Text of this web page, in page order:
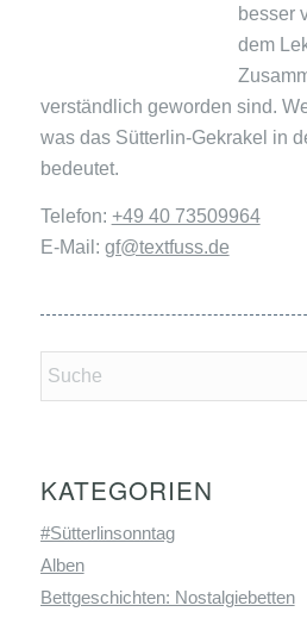
besser
dem
verständlich geworden sind.
was das Sütterlin-Gekrakel in
bedeutet.
Telefon: +49 40 73509964
E-Mail: gf@textfuss.de
KATEGORIEN
#Sütterlinsonntag
Alben
Bettgeschichten: Nostalgiebetten